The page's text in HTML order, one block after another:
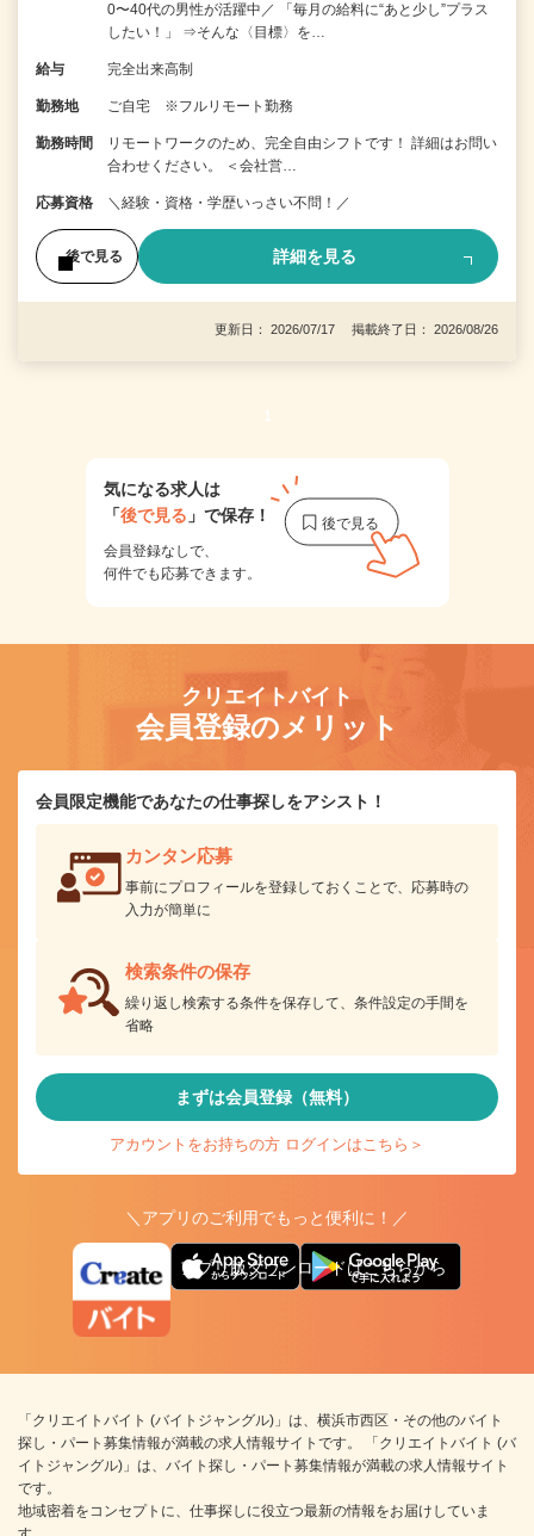
0〜40代の男性が活躍中／ 「毎月の給料に“あと少し”プラス
したい！」 ⇒そんな〈目標〉を…
給与 完全出来高制
勤務地 ご自宅 ※フルリモート勤務
勤務時間
リモートワークのため、完全自由シフトです！ 詳細はお問い
合わせください。 ＜会社営…
応募資格 ＼経験・資格・学歴いっさい不問！／
後で見る 詳細を見る
更新日： 2026/07/17 掲載終了日： 2026/08/26
1
気になる求人は
「後で見る 」で保存！
会員登録なしで、
何件でも応募できます。
クリエイトバイト
会員登録のメリット
会員限定機能であなたの仕事探しをアシスト！
カンタン応募
事前にプロフィールを登録しておくことで、応募時の
入力が簡単に
検索条件の保存
繰り返し検索する条件を保存して、条件設定の手間を
省略
まずは会員登録（無料）
アカウントをお持ちの方 ログインはこちら＞
＼アプリのご利用でもっと便利に！／
アプリ版ダウンロードはこちらから
「クリエイトバイト (バイトジャングル)」は、横浜市西区・その他のバイト
探し・パート募集情報が満載の求人情報サイトです。 「クリエイトバイト (バ
イトジャングル)」は、バイト探し・パート募集情報が満載の求人情報サイト
です。
地域密着をコンセプトに、仕事探しに役立つ最新の情報をお届けしていま